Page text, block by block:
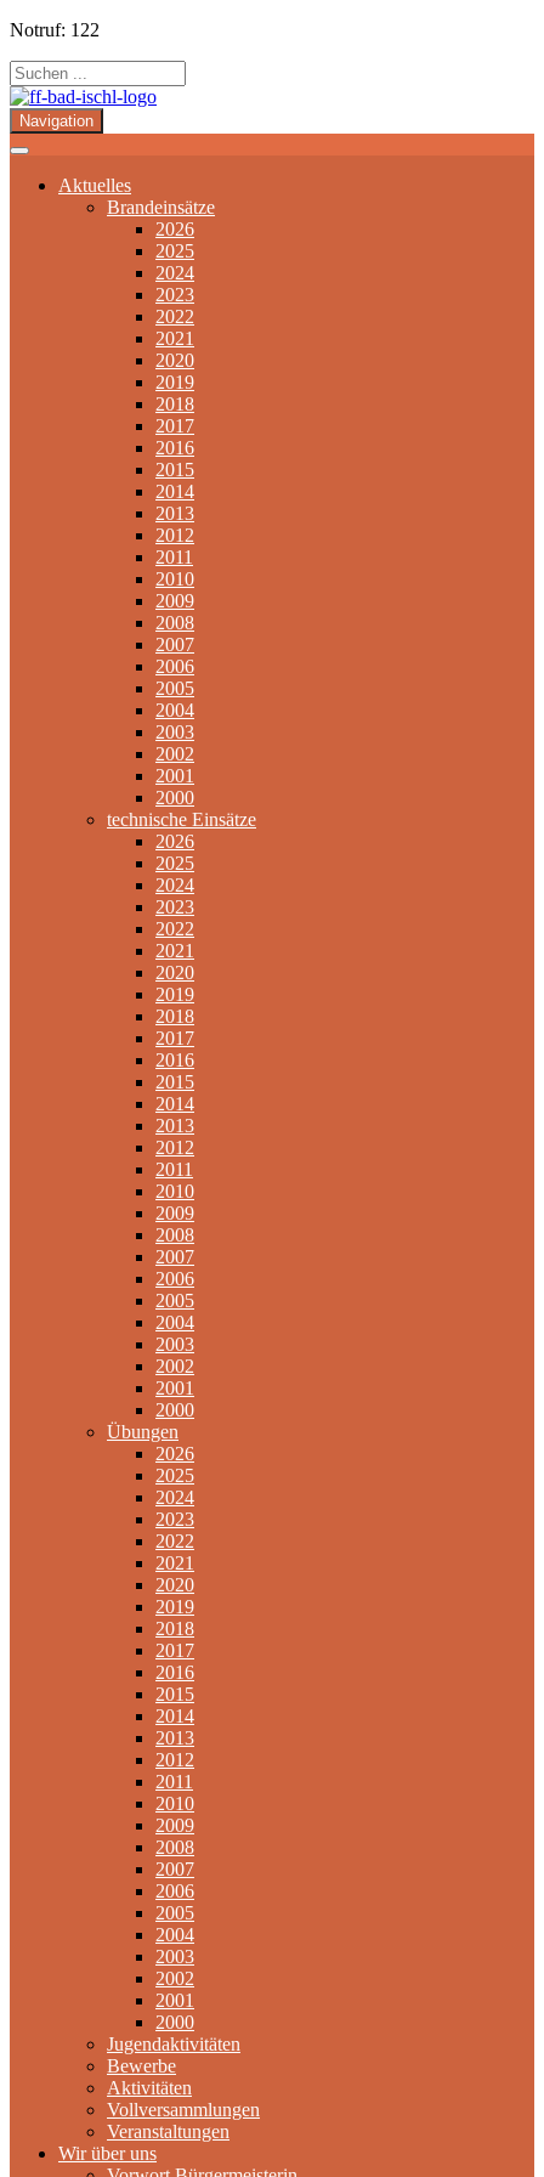
Notruf: 122
Navigation
Aktuelles
Brandeinsätze
2026
2025
2024
2023
2022
2021
2020
2019
2018
2017
2016
2015
2014
2013
2012
2011
2010
2009
2008
2007
2006
2005
2004
2003
2002
2001
2000
technische Einsätze
2026
2025
2024
2023
2022
2021
2020
2019
2018
2017
2016
2015
2014
2013
2012
2011
2010
2009
2008
2007
2006
2005
2004
2003
2002
2001
2000
Übungen
2026
2025
2024
2023
2022
2021
2020
2019
2018
2017
2016
2015
2014
2013
2012
2011
2010
2009
2008
2007
2006
2005
2004
2003
2002
2001
2000
Jugendaktivitäten
Bewerbe
Aktivitäten
Vollversammlungen
Veranstaltungen
Wir über uns